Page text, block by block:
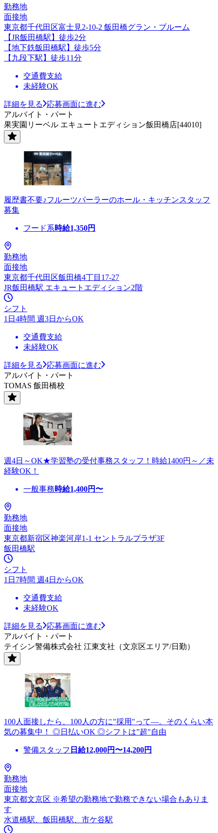
勤務地
面接地
東京都千代田区富士見2-10-2 飯田橋グラン・ブルーム
【JR飯田橋駅】徒歩2分
【地下鉄飯田橋駅】徒歩5分
【九段下駅】徒歩11分
交通費支給
未経験OK
詳細を見る
応募画面に進む
アルバイト・パート
果実園リーベル エキュートエディション飯田橋店[44010]
履歴書不要♪フルーツパーラーのホール・キッチンスタッフ
募集
フード系時給1,350円
勤務地
面接地
東京都千代田区飯田橋4丁目17-27
JR飯田橋駅 エキュートエディション2階
シフト
1日4時間 週3日からOK
交通費支給
未経験OK
詳細を見る
応募画面に進む
アルバイト・パート
TOMAS 飯田橋校
週4日～OK★学習塾の受付事務スタッフ！時給1400円～／未
経験OK！
一般事務時給1,400円〜
勤務地
面接地
東京都新宿区神楽河岸1-1 セントラルプラザ3F
飯田橋駅
シフト
1日7時間 週4日からOK
交通費支給
未経験OK
詳細を見る
応募画面に進む
アルバイト・パート
テイシン警備株式会社 江東支社（文京区エリア/日勤）
100人面接したら、100人の方に"採用"って―。そのくらい本
気の募集中！ ◎日払いOK ◎シフトは”超"自由
警備スタッフ 日給12,000円〜14,200円
勤務地
面接地
東京都文京区 ※希望の勤務地で勤務できない場合もありま
す
水道橋駅、飯田橋駅、市ケ谷駅